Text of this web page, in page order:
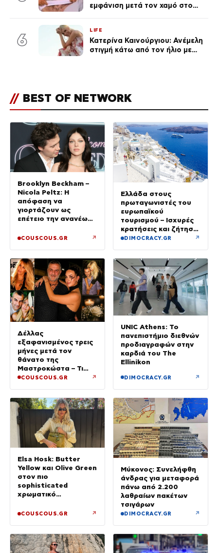
εμφάνιση μετά τον χαμό στο
6
LIFE
Κατερίνα Καινούργιου: Ανέμελη
στιγμή κάτω από τον ήλιο με
// BEST OF NETWORK
Brooklyn Beckham –
Nicola Peltz: Η
απόφαση να
γιορτάζουν ως
επέτειο την ανανέωση
«Είχε καταλήξει να
COUSCOUS.GR ↗
Ελλάδα στους
πρωταγωνιστές του
ευρωπαϊκού
τουρισμού – Ισχυρές
κρατήσεις και ζήτηση
πέρα από το
DIMOCRACY.GR ↗
Δέλλας
εξαφανισμένος τρεις
μήνες μετά τον
θάνατο της
Μαστροκώστα – Τι
ζήτησε από την κόρη
COUSCOUS.GR ↗
UNIC Athens: Το
πανεπιστήμιο διεθνών
προδιαγραφών στην
καρδιά του The
Ellinikon
DIMOCRACY.GR ↗
Elsa Hosk: Butter
Yellow και Olive Green
στον πιο
sophisticated
χρωματικό
match μοτίβα
COUSCOUS.GR ↗
Μύκονος: Συνελήφθη
άνδρας για μεταφορά
πάνω από 2.200
λαθραίων πακέτων
τσιγάρων
DIMOCRACY.GR ↗